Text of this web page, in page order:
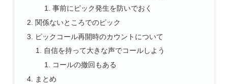
事前にピック発生を防いでおく
関係ないところでのピック
ピックコール再開時のカウントについて
自信を持って大きな声でコールしよう
コールの撤回もある
まとめ